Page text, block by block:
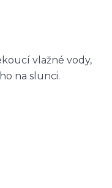
vlažné vody,
na slunci.